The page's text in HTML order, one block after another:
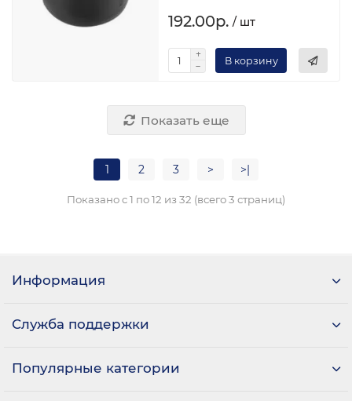
192.00р. / шт
В корзину
Показать еще
1 2 3 > >|
Показано с 1 по 12 из 32 (всего 3 страниц)
Информация
Служба поддержки
Популярные категории